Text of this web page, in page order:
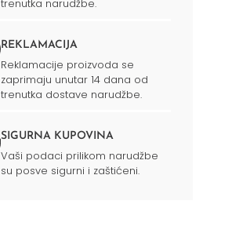
trenutka narudžbe.
REKLAMACIJA
Reklamacije proizvoda se
zaprimaju unutar 14 dana od
trenutka dostave narudžbe.
SIGURNA KUPOVINA
Vaši podaci prilikom narudžbe
su posve sigurni i zaštićeni.